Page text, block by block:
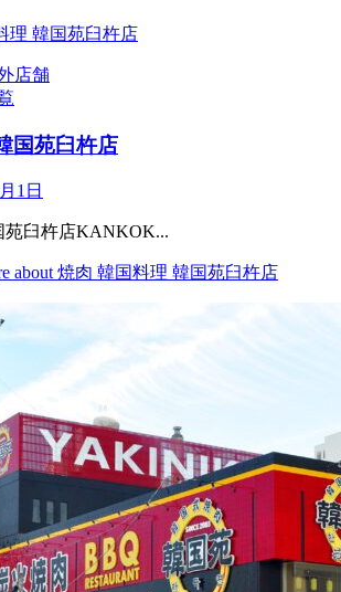
店舗
国苑臼杵店
1日
苑臼杵店KANKOK...
about 焼肉 韓国料理 韓国苑臼杵店